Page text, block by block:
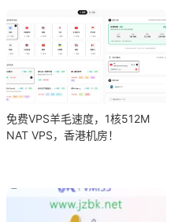
免费VPS羊毛速度，1核512M
NAT VPS，香港机房！